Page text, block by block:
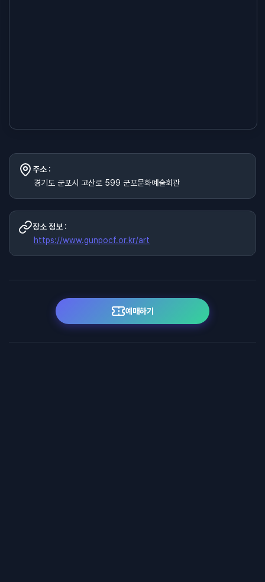
주소 :
경기도 군포시 고산로 599 군포문화예술회관
장소 정보 :
https://www.gunpocf.or.kr/art
예매하기